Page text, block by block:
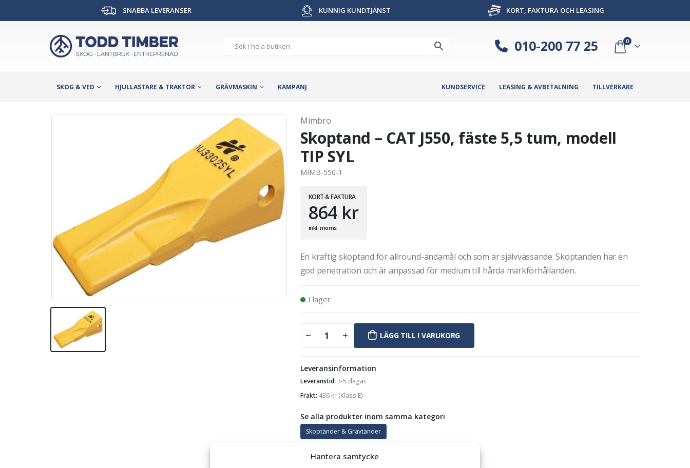
Hantera samtycke
SNABBA LEVERANSER KUNNIG KUNDTJÄNST KORT, FAKTURA OCH LEASING
010-200 77 25 0
SKOG & VED HJULLASTARE & TRAKTOR GRÄVMASKIN KAMPANJ KUNDSERVICE LEASING & AVBETALNING TILLVERKARE
Mimbro
Skoptand – CAT J550, fäste 5,5 tum, modell
TIP SYL
MIMB-550-1
KORT & FAKTURA
864 kr
inkl. moms
En kraftig skoptand för allround-ändamål och som är självvässande. Skoptanden har en
god penetration och är anpassad för medium till hårda markförhållanden.
I lager
LÄGG TILL I VARUKORG
Leveransinformation
Leveranstid: 3-5 dagar
Frakt: 436 kr(Klass E)
Se alla produkter inom samma kategori
Skoptänder & Grävtänder